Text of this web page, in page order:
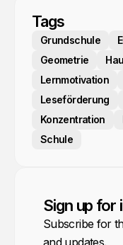
Tags
Grundschule
Geometrie
Lernmotivation
Leseförderung
Konzentration
Schule
Sign up for
Subscribe for